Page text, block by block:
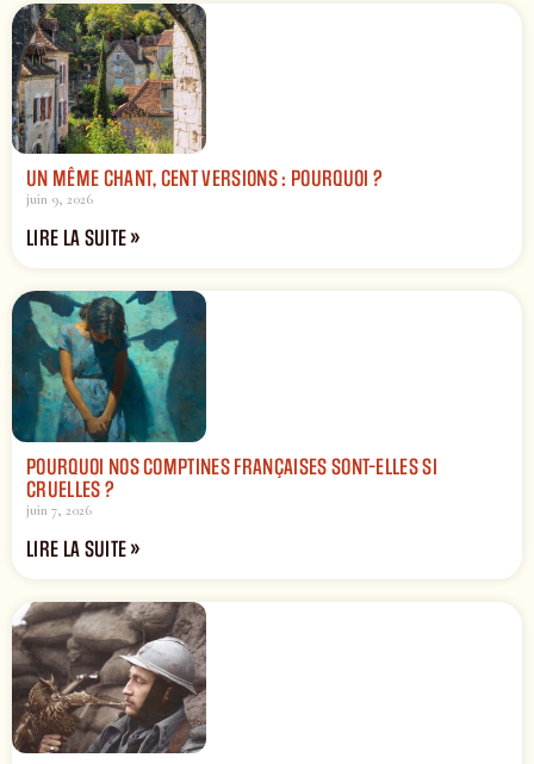
UN MÊME CHANT, CENT VERSIONS : POURQUOI ?
juin 9, 2026
LIRE LA SUITE »
POURQUOI NOS COMPTINES FRANÇAISES SONT-ELLES SI
CRUELLES ?
juin 7, 2026
LIRE LA SUITE »